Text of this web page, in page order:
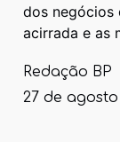
dos negócios
acirrada e as
Redação BP
27 de agosto